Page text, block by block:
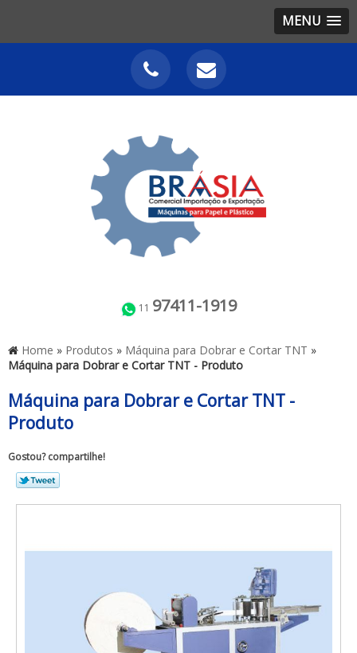
MENU
11 97411-1919
Home » Produtos » Máquina para Dobrar e Cortar TNT »
Máquina para Dobrar e Cortar TNT - Produto
Máquina para Dobrar e Cortar TNT -
Produto
Gostou? compartilhe!